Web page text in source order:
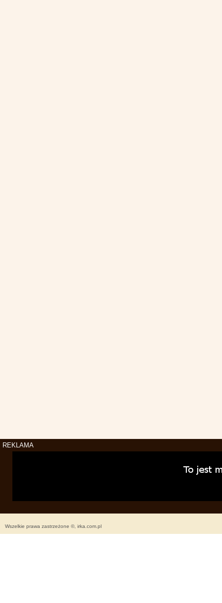
REKLAMA
Wszelkie prawa zastrzeżone ©, irka.com.pl